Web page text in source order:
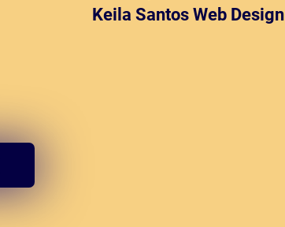
Keila Santos Web Design